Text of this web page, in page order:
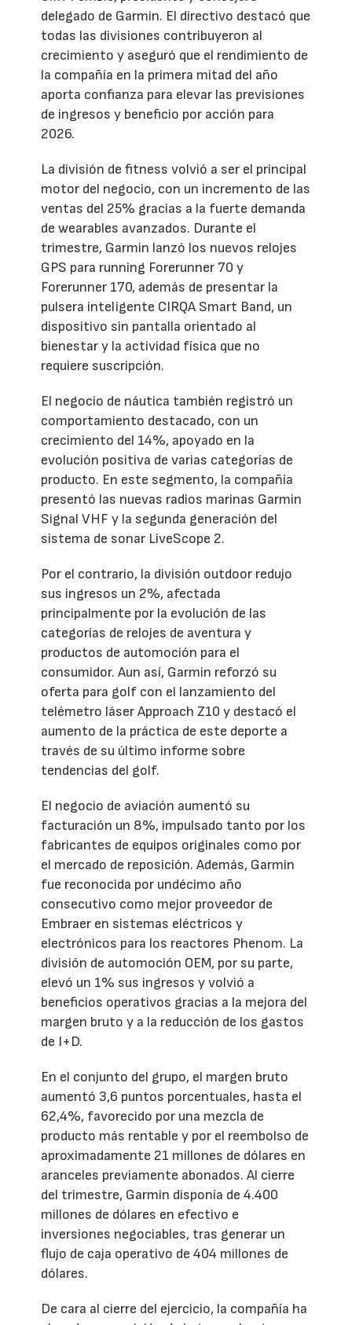
delegado de Garmin. El directivo destacó que
todas las divisiones contribuyeron al
crecimiento y aseguró que el rendimiento de
la compañía en la primera mitad del año
aporta confianza para elevar las previsiones
de ingresos y beneficio por acción para
2026.
La división de fitness volvió a ser el principal
motor del negocio, con un incremento de las
ventas del 25% gracias a la fuerte demanda
de wearables avanzados. Durante el
trimestre, Garmin lanzó los nuevos relojes
GPS para running Forerunner 70 y
Forerunner 170, además de presentar la
pulsera inteligente CIRQA Smart Band, un
dispositivo sin pantalla orientado al
bienestar y la actividad física que no
requiere suscripción.
El negocio de náutica también registró un
comportamiento destacado, con un
crecimiento del 14%, apoyado en la
evolución positiva de varias categorías de
producto. En este segmento, la compañía
presentó las nuevas radios marinas Garmin
Signal VHF y la segunda generación del
sistema de sonar LiveScope 2.
Por el contrario, la división outdoor redujo
sus ingresos un 2%, afectada
principalmente por la evolución de las
categorías de relojes de aventura y
productos de automoción para el
consumidor. Aun así, Garmin reforzó su
oferta para golf con el lanzamiento del
telémetro láser Approach Z10 y destacó el
aumento de la práctica de este deporte a
través de su último informe sobre
tendencias del golf.
El negocio de aviación aumentó su
facturación un 8%, impulsado tanto por los
fabricantes de equipos originales como por
el mercado de reposición. Además, Garmin
fue reconocida por undécimo año
consecutivo como mejor proveedor de
Embraer en sistemas eléctricos y
electrónicos para los reactores Phenom. La
división de automoción OEM, por su parte,
elevó un 1% sus ingresos y volvió a
beneficios operativos gracias a la mejora del
margen bruto y a la reducción de los gastos
de I+D.
En el conjunto del grupo, el margen bruto
aumentó 3,6 puntos porcentuales, hasta el
62,4%, favorecido por una mezcla de
producto más rentable y por el reembolso de
aproximadamente 21 millones de dólares en
aranceles previamente abonados. Al cierre
del trimestre, Garmin disponía de 4.400
millones de dólares en efectivo e
inversiones negociables, tras generar un
flujo de caja operativo de 404 millones de
dólares.
De cara al cierre del ejercicio, la compañía ha